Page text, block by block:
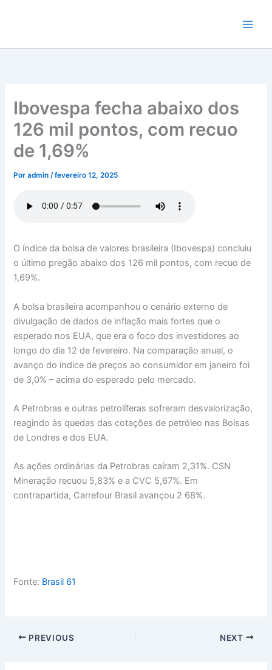
conteúdo
Ibovespa fecha abaixo dos
126 mil pontos, com recuo
de 1,69%
Poradmin/fevereiro 12, 2025
O índice da bolsa de valores brasileira (Ibovespa) concluiu
o último pregão abaixo dos 126 mil pontos, com recuo de
1,69%.
A bolsa brasileira acompanhou o cenário externo de
divulgação de dados de inflação mais fortes que o
esperado nos EUA, que era o foco dos investidores ao
longo do dia 12 de fevereiro. Na comparação anual, o
avanço do índice de preços ao consumidor em janeiro foi
de 3,0% – acima do esperado pelo mercado.
A Petrobras e outras petrolíferas sofreram desvalorização,
reagindo às quedas das cotações de petróleo nas Bolsas
de Londres e dos EUA.
As ações ordinárias da Petrobras caíram 2,31%. CSN
Mineração recuou 5,83% e a CVC 5,67%. Em
contrapartida, Carrefour Brasil avançou 2 68%.
Fonte: Brasil 61
PREVIOUS NEXT